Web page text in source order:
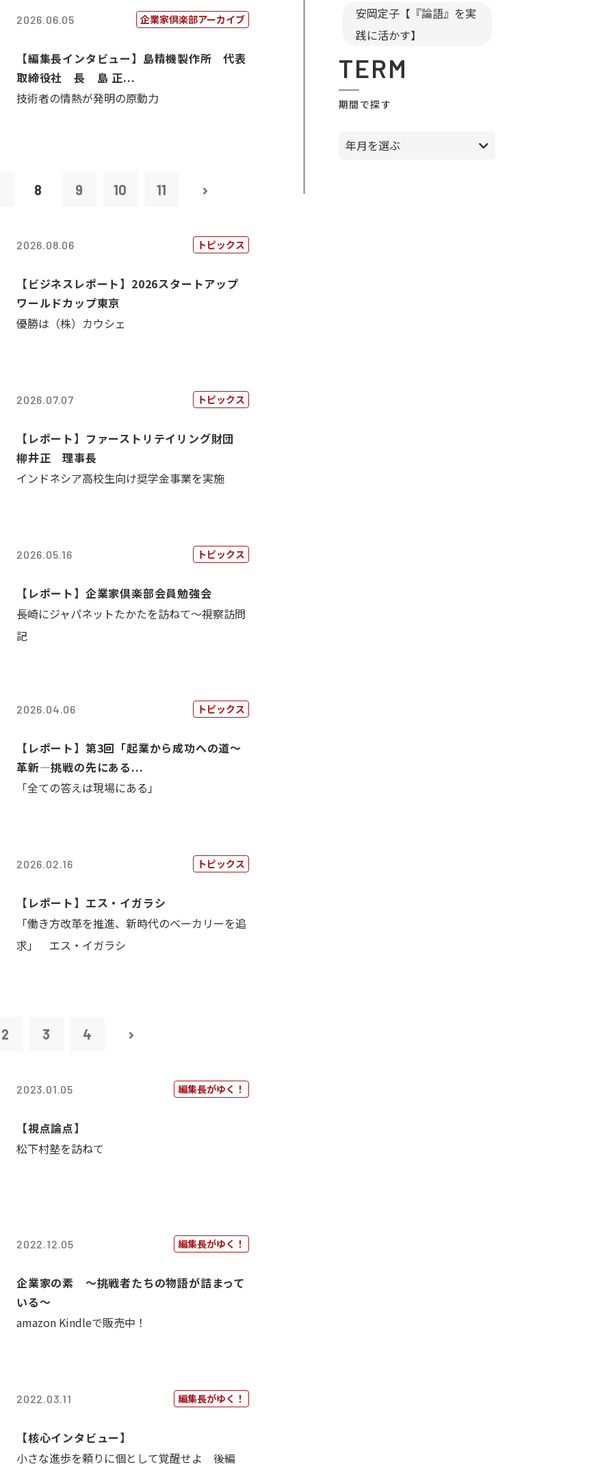
2026.06.05 企業家倶楽部アーカイブ
【編集長インタビュー】島精機製作所 代表
取締役社 長 島 正...
技術者の情熱が発明の原動力
8 9 10 11
2026.08.06 トピックス
【ビジネスレポート】2026スタートアップ
ワールドカップ東京
優勝は（株）カウシェ
2026.07.07 トピックス
【レポート】ファーストリテイリング財団
柳井正 理事長
インドネシア高校生向け奨学金事業を実施
2026.05.16 トピックス
【レポート】企業家倶楽部会員勉強会
長崎にジャパネットたかたを訪ねて～視察訪問
記
2026.04.06 トピックス
【レポート】第3回「起業から成功への道～
革新―挑戦の先にある...
「全ての答えは現場にある」
2026.02.16 トピックス
【レポート】エス・イガラシ
「働き方改革を推進、新時代のベーカリーを追
求」 エス・イガラシ
2 3 4
2023.01.05 編集長がゆく！
【視点論点】
松下村塾を訪ねて
2022.12.05 編集長がゆく！
企業家の素 〜挑戦者たちの物語が詰まって
いる〜
amazon Kindleで販売中！
2022.03.11 編集長がゆく！
【核心インタビュー】
小さな進歩を頼りに個として覚醒せよ 後編
安岡定子【『論語』を実
践に活かす】
TERM
期間で探す
年月を選ぶ